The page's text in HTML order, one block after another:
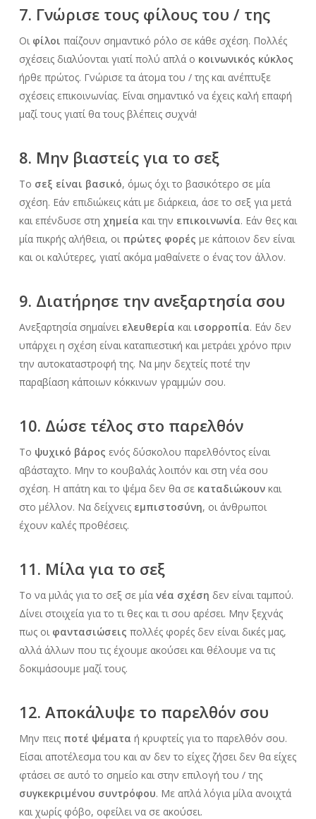
7. Γνώρισε τους φίλους του / της
Οι φίλοι παίζουν σημαντικό ρόλο σε κάθε σχέση. Πολλές
σχέσεις διαλύονται γιατί πολύ απλά ο κοινωνικός κύκλος
ήρθε πρώτος. Γνώρισε τα άτομα του / της και ανέπτυξε
σχέσεις επικοινωνίας. Είναι σημαντικό να έχεις καλή επαφή
μαζί τους γιατί θα τους βλέπεις συχνά!
8. Μην βιαστείς για το σεξ
Το σεξ είναι βασικό, όμως όχι το βασικότερο σε μία
σχέση. Εάν επιδιώκεις κάτι με διάρκεια, άσε το σεξ για μετά
και επένδυσε στη χημεία και την επικοινωνία. Εάν θες και
μία πικρής αλήθεια, οι πρώτες φορές με κάποιον δεν είναι
και οι καλύτερες, γιατί ακόμα μαθαίνετε ο ένας τον άλλον.
9. Διατήρησε την ανεξαρτησία σου
Ανεξαρτησία σημαίνει ελευθερία και ισορροπία. Εάν δεν
υπάρχει η σχέση είναι καταπιεστική και μετράει χρόνο πριν
την αυτοκαταστροφή της. Να μην δεχτείς ποτέ την
παραβίαση κάποιων κόκκινων γραμμών σου.
10. Δώσε τέλος στο παρελθόν
Το ψυχικό βάρος ενός δύσκολου παρελθόντος είναι
αβάσταχτο. Μην το κουβαλάς λοιπόν και στη νέα σου
σχέση. Η απάτη και το ψέμα δεν θα σε καταδιώκουνκαι
στο μέλλον. Να δείχνεις εμπιστοσύνη, οι άνθρωποι
έχουν καλές προθέσεις.
11. Μίλα για το σεξ
Το να μιλάς για το σεξ σε μία νέα σχέση δεν είναι ταμπού.
Δίνει στοιχεία για το τι θες και τι σου αρέσει. Μην ξεχνάς
πως οι φαντασιώσεις πολλές φορές δεν είναι δικές μας,
αλλά άλλων που τις έχουμε ακούσει και θέλουμε να τις
δοκιμάσουμε μαζί τους.
12. Αποκάλυψε το παρελθόν σου
Μην πεις ποτέ ψέματα ή κρυφτείς για το παρελθόν σου.
Είσαι αποτέλεσμα του και αν δεν το είχες ζήσει δεν θα είχες
φτάσει σε αυτό το σημείο και στην επιλογή του / της
συγκεκριμένου συντρόφου. Με απλά λόγια μίλα ανοιχτά
και χωρίς φόβο, οφείλει να σε ακούσει.